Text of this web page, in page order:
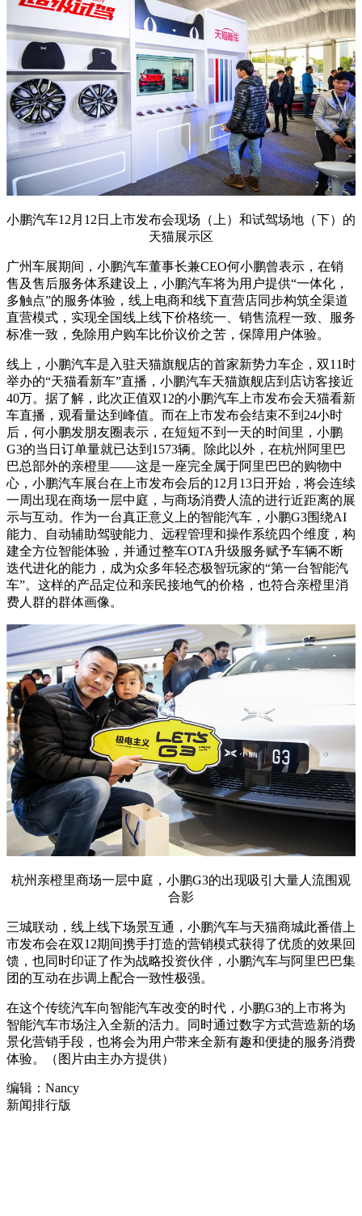
小鹏汽车12月12日上市发布会现场（上）和试驾场地（下）的
天猫展示区
广州车展期间，小鹏汽车董事长兼CEO何小鹏曾表示，在销
售及售后服务体系建设上，小鹏汽车将为用户提供“一体化，
多触点”的服务体验，线上电商和线下直营店同步构筑全渠道
直营模式，实现全国线上线下价格统一、销售流程一致、服务
标准一致，免除用户购车比价议价之苦，保障用户体验。
线上，小鹏汽车是入驻天猫旗舰店的首家新势力车企，双11时
举办的“天猫看新车”直播，小鹏汽车天猫旗舰店到店访客接近
40万。据了解，此次正值双12的小鹏汽车上市发布会天猫看新
车直播，观看量达到峰值。而在上市发布会结束不到24小时
后，何小鹏发朋友圈表示，在短短不到一天的时间里，小鹏
G3的当日订单量就已达到1573辆。除此以外，在杭州阿里巴
巴总部外的亲橙里——这是一座完全属于阿里巴巴的购物中
心，小鹏汽车展台在上市发布会后的12月13日开始，将会连续
一周出现在商场一层中庭，与商场消费人流的进行近距离的展
示与互动。作为一台真正意义上的智能汽车，小鹏G3围绕AI
能力、自动辅助驾驶能力、远程管理和操作系统四个维度，构
建全方位智能体验，并通过整车OTA升级服务赋予车辆不断
迭代进化的能力，成为众多年轻态极智玩家的“第一台智能汽
车”。这样的产品定位和亲民接地气的价格，也符合亲橙里消
费人群的群体画像。
杭州亲橙里商场一层中庭，小鹏G3的出现吸引大量人流围观
合影
三城联动，线上线下场景互通，小鹏汽车与天猫商城此番借上
市发布会在双12期间携手打造的营销模式获得了优质的效果回
馈，也同时印证了作为战略投资伙伴，小鹏汽车与阿里巴巴集
团的互动在步调上配合一致性极强。
在这个传统汽车向智能汽车改变的时代，小鹏G3的上市将为
智能汽车市场注入全新的活力。同时通过数字方式营造新的场
景化营销手段，也将会为用户带来全新有趣和便捷的服务消费
体验。（图片由主办方提供）
编辑：Nancy
新闻排行版